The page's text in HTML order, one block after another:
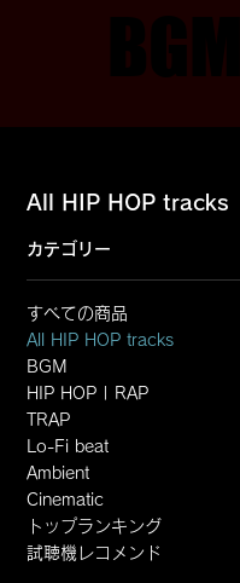
BGM
BGM
All HIP HOP tracks
カテゴリー
すべての商品
All HIP HOP tracks
BGM
HIP HOP | RAP
TRAP
Lo-Fi beat
Ambient
Cinematic
トップランキング
試聴機レコメンド